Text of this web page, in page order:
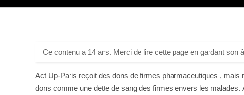
Ce contenu a 14 ans. Merci de lire cette page en gardant son
Act Up-Paris reçoit des dons de firmes pharmaceutiques ,
dons comme une dette de sang des firmes envers les